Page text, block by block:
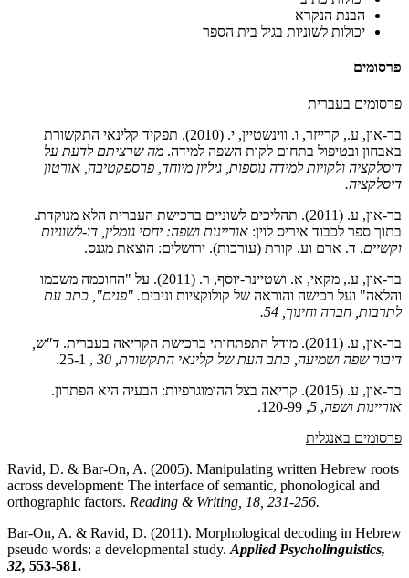
הבנת הנקרא
יכולות לשוניות בגיל בית הספר
פרסומים
פרסומים בעברית
בר-און, ע., קרייזר, ו. ווינשטיין, י. (2010). תפקיד קלינאי התקשורת
באבחון ובטיפול בתחום לקות השפה למידה. מה שרציתם לדעת על
דיסלקציה ולקויות למידה נוספות, גיליון מיוחד, פרספקטיבה, אורטון
דיסלקציה.
בר-און, ע. (2011). תהליכים לשוניים ברכישת העברית הלא מנוקדת.
בתוך ספר לכבוד איריס לוין: אוריינות ושפה: יחסי גומלין, דו-לשוניות
וקשיים. ד. ארם וע. קורת (עורכות). ירושלים: הוצאת מגנס.
בר-און, ע., מקאי, א. ושטיינר-יוסף, ר. (2011). על "החוכמה משכמו
והלאה" ועל רכישה והוראה של קולוקציות וניבים. "פנים", כתב עת
לתרבות, חברה וחינוך, 54.
בר-און, ע. (2011). מודל התפתחותי ברכישת הקריאה בעברית.
ד"ש,
דיבור שפה ושמיעה, כתב העת של קלינאי התקשורת, 30
, 25-1.
בר-און, ע. (2015). קריאה בצל ההומוגרפיות: הבעיה היא הפתרון.
אוריינות ושפה,
5
, 120-99
.
פרסומים באנגלית
Ravid, D. & Bar-On, A. (2005). Manipulating written Hebrew roots
across development: The interface of semantic, phonological and
orthographic factors. Reading & Writing, 18, 231-256.
Bar-On, A. & Ravid, D. (2011). Morphological decoding in Hebrew
pseudo words: a developmental study. Applied Psycholinguistics,
32, 553-581.